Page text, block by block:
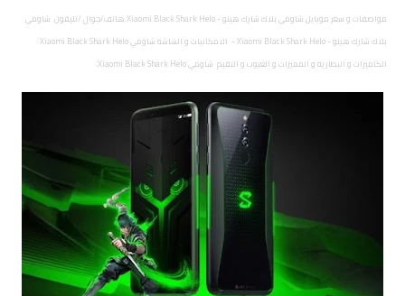
مواصفات و سعر موبايل شاومي بلاك شارك هيلو - Xiaomi Black Shark Helo هاتف/جوال /تليفون شاومي
بلاك شارك هيلو - Xiaomi Black Shark Helo - الامكانيات و الشاشه شاومي Xiaomi Black Shark Helo
الكاميرات و البطاريه و المميزات و العيوب و التقيم شاومي Xiaomi Black Shark Helo.